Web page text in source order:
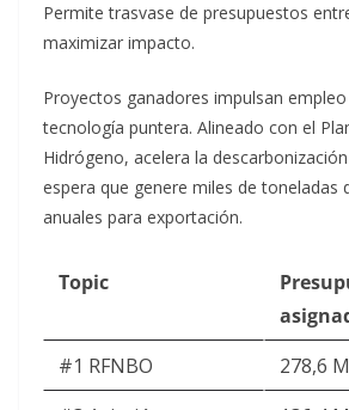
Permite trasvase de presupuestos
maximizar impacto.​
Proyectos ganadores impulsan
tecnología puntera. Alineado con el
Hidrógeno, acelera la
espera que genere miles de toneladas
anuales para exportación.​
Topic
#1 RFNBO
278,6